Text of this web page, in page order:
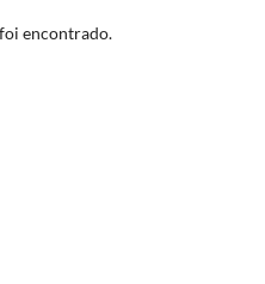
encontrado.